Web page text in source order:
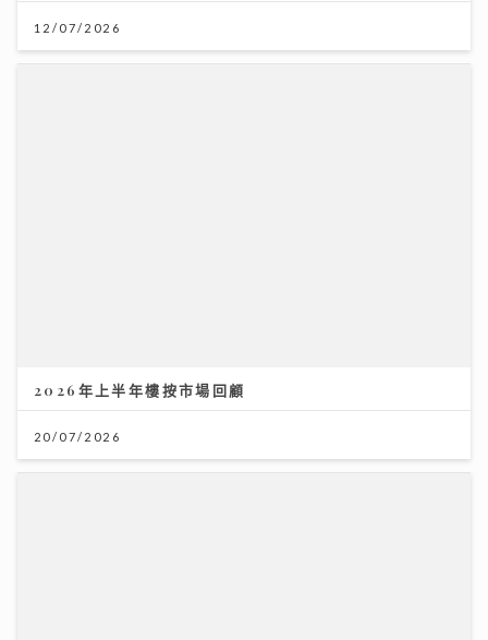
12/07/2026
2026年上半年樓按市場回顧
20/07/2026